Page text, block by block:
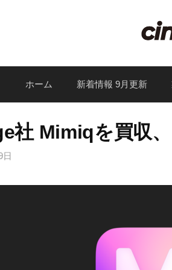
ホーム 新着情報 9月更新
社 Mimiqを買収
日